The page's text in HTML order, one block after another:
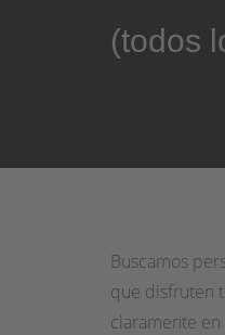
(todos
Buscamos
que disfruten
claramente